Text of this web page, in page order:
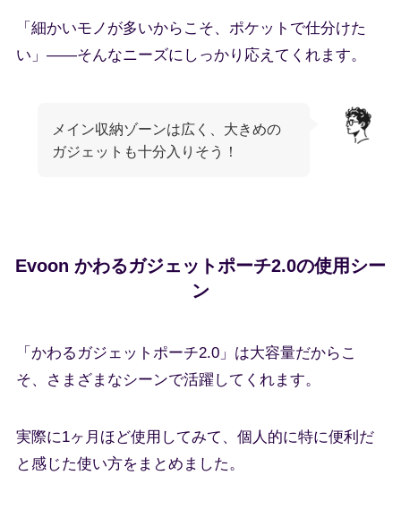
「細かいモノが多いからこそ、ポケットで仕分けた
い」――そんなニーズにしっかり応えてくれます。
メイン収納ゾーンは広く、大きめの
ガジェットも十分入りそう！
Evoon かわるガジェットポーチ2.0の使用シー
ン
「かわるガジェットポーチ2.0」は大容量だからこ
そ、さまざまなシーンで活躍してくれます。
実際に1ヶ月ほど使用してみて、個人的に特に便利だ
と感じた使い方をまとめました。